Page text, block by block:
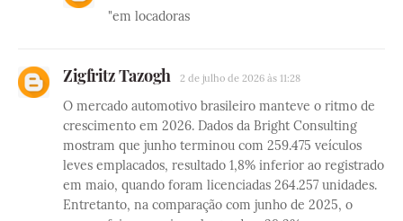
"em locadoras
Zigfritz Tazogh 2 de julho de 2026 às 11:28
O mercado automotivo brasileiro manteve o ritmo de
crescimento em 2026. Dados da Bright Consulting
mostram que junho terminou com 259.475 veículos
leves emplacados, resultado 1,8% inferior ao registrado
em maio, quando foram licenciadas 264.257 unidades.
Entretanto, na comparação com junho de 2025, o